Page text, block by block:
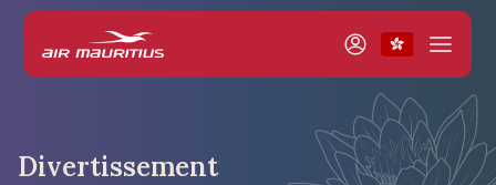
Divertissement